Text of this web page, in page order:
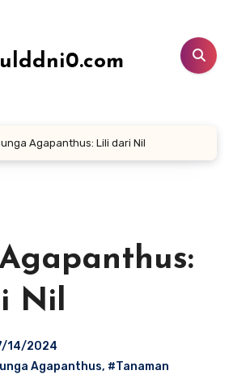
Agapanthus: Lili dari Nil
Nil
14/2024
Agapanthus, #Tanaman